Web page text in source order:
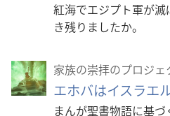
紅海でエジプト軍が
き残りましたか。
家族の崇拝のプロジェ
エホバはイスラエ
まんが聖書物語に基